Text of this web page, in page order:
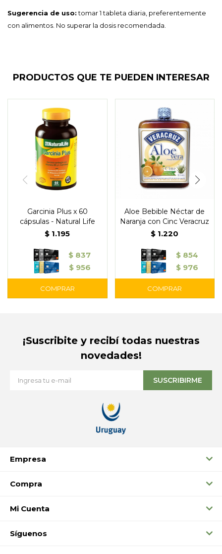
Sugerencia de uso:tomar 1 tableta diaria, preferentemente
con alimentos. No superar la dosis recomendada.
PRODUCTOS QUE TE PUEDEN INTERESAR
Garcinia Plus x 60
cápsulas - Natural Life
$ 1.195
$ 837
$ 956
Aloe Bebible Néctar de
Naranja con Cinc Veracruz
$ 1.220
$ 854
$ 976
Empresa
Compra
Mi Cuenta
Síguenos
¡Suscribite y recibí todas nuestras
novedades!
SUSCRIBIRME